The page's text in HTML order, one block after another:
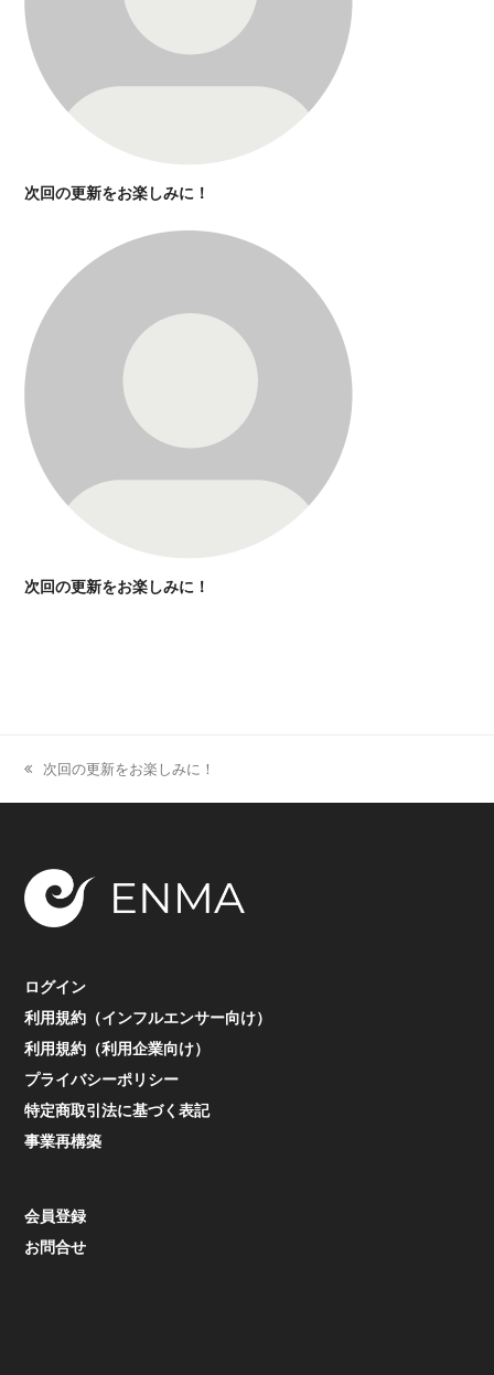
次回の更新をお楽しみに！
次回の更新をお楽しみに！
previous
post:
次回の更新をお楽しみに！
ログイン
利用規約（インフルエンサー向け）
利用規約（利用企業向け）
プライバシーポリシー
特定商取引法に基づく表記
事業再構築
会員登録
お問合せ